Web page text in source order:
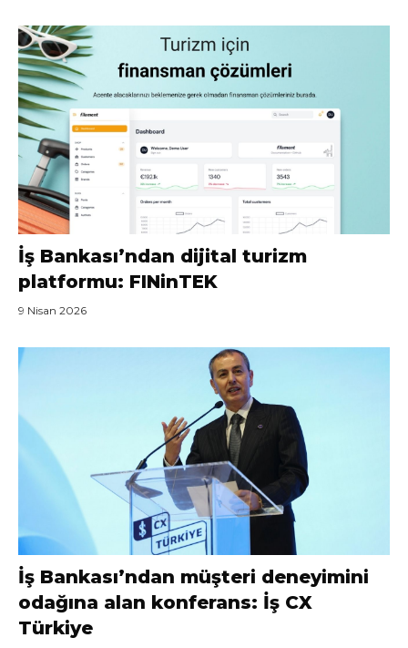
İş Bankası’ndan dijital turizm
platformu: FINinTEK
9 Nisan 2026
İş Bankası’ndan müşteri deneyimini
odağına alan konferans: İş CX
Türkiye